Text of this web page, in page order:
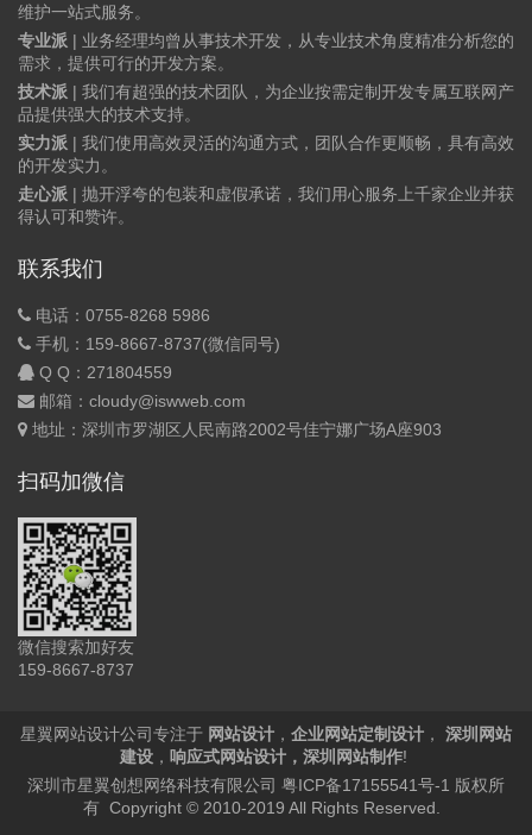
维护一站式服务。
专业派 | 业务经理均曾从事技术开发，从专业技术角度精准分析您的
需求，提供可行的开发方案。
技术派 | 我们有超强的技术团队，为企业按需定制开发专属互联网产
品提供强大的技术支持。
实力派 | 我们使用高效灵活的沟通方式，团队合作更顺畅，具有高效
的开发实力。
走心派 | 抛开浮夸的包装和虚假承诺，我们用心服务上千家企业并获
得认可和赞许。
联系我们
电话：0755-8268 5986
手机：159-8667-8737(微信同号)
Q Q： 271804559
邮箱：cloudy@iswweb.com
地址：深圳市罗湖区人民南路2002号佳宁娜广场A座903
扫码加微信
微信搜索加好友
159-8667-8737
星翼网站设计公司专注于 网站设计 ， 企业网站定制设计 ，
深圳网站
建设 ， 响应式网站设计 ， 深圳网站制作!
深圳市星翼创想网络科技有限公司 粤ICP备17155541号-1 版权所
有 Copyright © 2010-2019 All Rights Reserved.